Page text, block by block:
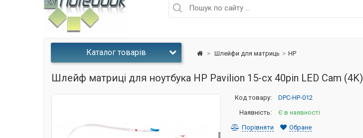
Каталог товарів > Шлейфи для матриць > HP
Шлейф матриці для ноутбука HP Pavilion 15-cx 40pin LED Cam (4K)
Код товару:
DPC-HP-012
Наявність:
Є в наявності
Порівняти
Обране